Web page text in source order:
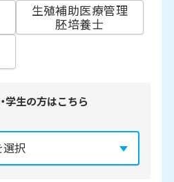
生殖補助医療管理
胚培養士
学生の方はこちら